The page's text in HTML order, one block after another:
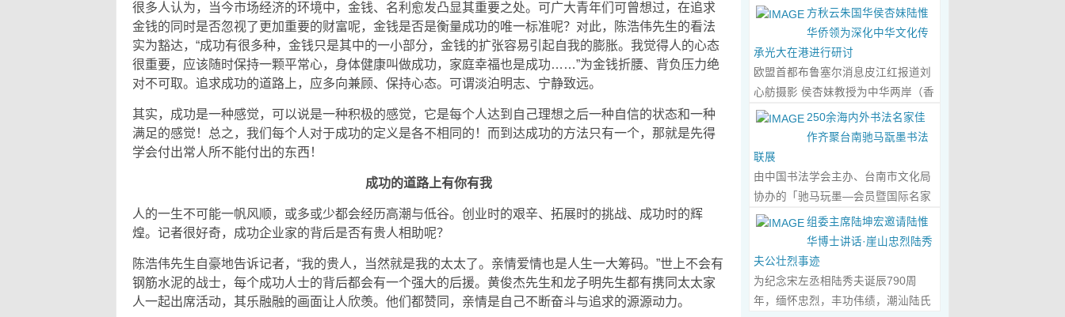
很多人认为，当今市场经济的环境中，金钱、名利愈发凸显其重要之处。可广大青年们可曾想过，在追求
金钱的同时是否忽视了更加重要的财富呢，金钱是否是衡量成功的唯一标准呢？对此，陈浩伟先生的看法
实为豁达，“成功有很多种，金钱只是其中的一小部分，金钱的扩张容易引起自我的膨胀。我觉得人的心态
很重要，应该随时保持一颗平常心，身体健康叫做成功，家庭幸福也是成功……”为金钱折腰、背负压力绝
对不可取。追求成功的道路上，应多向兼顾、保持心态。可谓淡泊明志、宁静致远。
其实，成功是一种感觉，可以说是一种积极的感觉，它是每个人达到自己理想之后一种自信的状态和一种
满足的感觉！总之，我们每个人对于成功的定义是各不相同的！而到达成功的方法只有一个，那就是先得
学会付出常人所不能付出的东西！
成功的道路上有你有我
人的一生不可能一帆风顺，或多或少都会经历高潮与低谷。创业时的艰辛、拓展时的挑战、成功时的辉
煌。记者很好奇，成功企业家的背后是否有贵人相助呢？
陈浩伟先生自豪地告诉记者，“我的贵人，当然就是我的太太了。亲情爱情也是人生一大筹码。”世上不会有
钢筋水泥的战士，每个成功人士的背后都会有一个强大的后援。黄俊杰先生和龙子明先生都有携同太太家
人一起出席活动，其乐融融的画面让人欣羡。他们都赞同，亲情是自己不断奋斗与追求的源源动力。
师、老校长，他的一生，一半是教书
育人的赤诚，一半是笔墨丹青的风
雅。记忆里，外公的书桌总铺着宣
纸，狼毫笔起落间，山水花鸟跃然纸
上，窗外的田园炊烟、山间流云，都
成了他笔下的景致。我总蹲在桌旁静
静凝望，看墨色在纸上晕染开深浅层
次，看线条勾勒出世间万物，那些灵
动的笔触、雅致的构图，悄无声息地
化作我最初的美学启蒙。耳濡目染之
下，我深深爱上了绘画，年少的心
里，悄悄埋下了一个成为画家的梦
想，那份对美与生俱来的向往，对艺
术纯粹的执着，从此在心底生根发
芽，成为贯穿我一生的精神底色。...
们引入香港双鱼河马会的湖光画卷
中。叶庆良博士、陆惟华博士、侯杏
妹教授与廖国玲小姐同游于此，在水
墨烟岚与艺术雅趣间，共赴一场关于
时光的慢调叙事。 墨韵凝香：方寸亭
着的灯串尚未苏醒，却被攀援的藤蔓
织成了碎金帘幕。牙医博士叶庆良的
书法汇报在此流淌，如古琴拨弦——
他从仓颉造字的鸿蒙传说讲起，指尖
划过甲骨文的象形密码，将东方哲思
的留白与日本新书法的张力调和成墨
色，在宣纸上晕染出“手术刀与毛笔共
舞”的传奇。当他谈及篆隶的古拙如钟
鼎锈迹、草书的狂放似惊鸿掠水，严
谨的学术脉络里忽然漫出诗意：“医学
方秋云朱国华侯杏妹陆惟
华侨领为深化中华文化传
承光大在港进行研讨
欧盟首都布鲁塞尔消息皮江红报道刘
心舫摄影 侯杏妹教授为中华两岸（香
港）文创观光协会题词致贺 2023年5
月2日上午，比利时美术家协会主席
陆惟华博士，比利时世界文化艺术交
流中心主席、香港国际文化艺术联会
会长侯杏妹教授应中华两岸（香港）
会常务副会长方秋云女士，中华两岸
（香港）文创观光协会常务副会长、
江西省旅港同乡会常务副会长朱国华
先生的邀请，前往参观了贵会会所。
活动中，方秋云会长、朱国华常务副
250余海内外书法名家佳
作齐聚台南驰马翫墨书法
联展
由中国书法学会主办、台南市文化局
协办的「驰马玩墨—会员暨国际名家
书法联展」，已于2026年5月3日在台
南新营文化中心盛大开幕。本次展览
荟萃海内外书法名家佳作约二百五十
件，汇聚台湾近两百位书家，及全球
十余国家和地区四十二位国际名家；
组委主席陆坤宏邀请陆惟
华博士讲话·崖山忠烈陆秀
夫公壮烈事迹
为纪念宋左丞相陆秀夫诞辰790周
年，缅怀忠烈，丰功伟绩，潮汕陆氏